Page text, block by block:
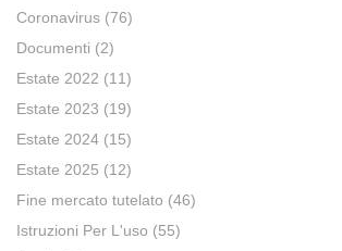
Coronavirus (76)
Documenti (2)
Estate 2022 (11)
Estate 2023 (19)
Estate 2024 (15)
Estate 2025 (12)
Fine mercato tutelato (46)
Istruzioni Per L'uso (55)